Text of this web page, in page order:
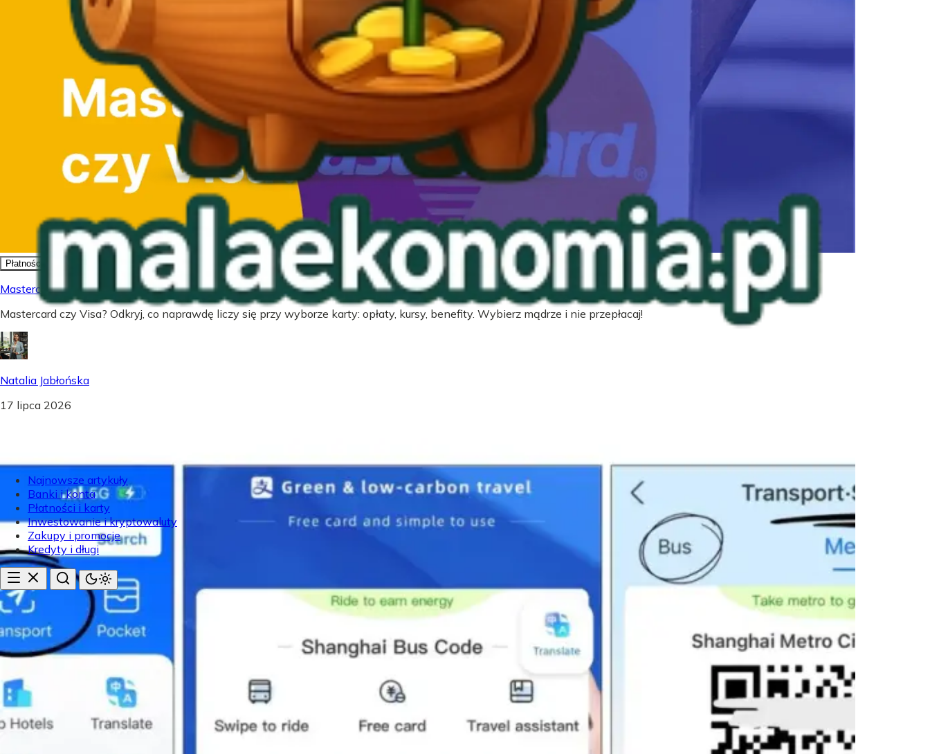
Najnowsze artykuły
Banki i konta
Płatności i karty
Inwestowanie i kryptowaluty
Zakupy i promocje
Kredyty i długi
Płatności i karty
Mastercard czy Visa - Co wybrać? Prawda o kartach płatniczych
Mastercard czy Visa? Odkryj, co naprawdę liczy się przy wyborze karty: opłaty, kursy, benefity. Wybierz mądrze i nie przepłacaj!
Natalia Jabłońska
17 lipca 2026